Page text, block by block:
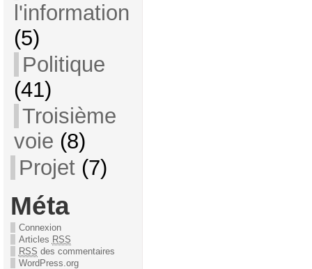
l'information
(5)
Politique
(41)
Troisième
voie (8)
Projet(7)
Méta
Connexion
Articles RSS
RSS des commentaires
WordPress.org